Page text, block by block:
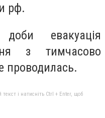
рф.
евакуація
з тимчасово
проводилась.
і натисніть Ctrl + Enter, щоб